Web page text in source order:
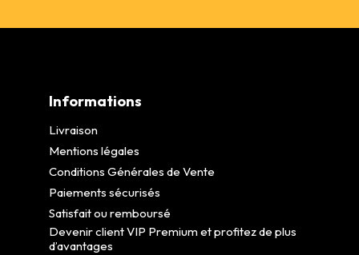
Informations
Livraison
Mentions légales
Conditions Générales de Vente
Paiements sécurisés
Satisfait ou remboursé
Devenir client VIP Premium et profitez de plus
d’avantages